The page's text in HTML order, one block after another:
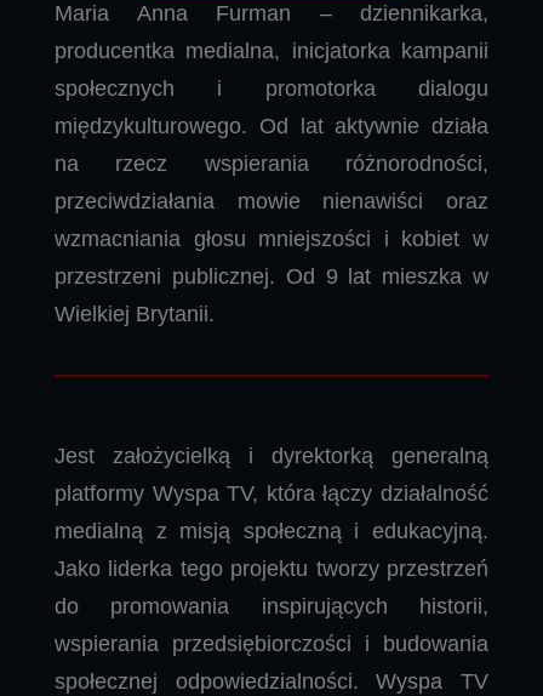
Maria Anna Furman – dziennikarka,
producentka medialna, inicjatorka kampanii
społecznych i promotorka dialogu
międzykulturowego. Od lat aktywnie działa
na rzecz wspierania różnorodności,
przeciwdziałania mowie nienawiści oraz
wzmacniania głosu mniejszości i kobiet w
przestrzeni publicznej. Od 9 lat mieszka w
Wielkiej Brytanii.
Jest założycielką i dyrektorką generalną
platformy Wyspa TV, która łączy działalność
medialną z misją społeczną i edukacyjną.
Jako liderka tego projektu tworzy przestrzeń
do promowania inspirujących historii,
wspierania przedsiębiorczości i budowania
społecznej odpowiedzialności. Wyspa TV